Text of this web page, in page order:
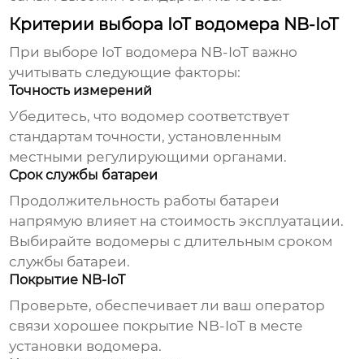
Критерии выбора IoT водомера NB-IoT
При выборе IoT водомера NB-IoT важно
учитывать следующие факторы:
Точность измерений
Убедитесь, что водомер соответствует
стандартам точности, установленным
местными регулирующими органами.
Срок службы батареи
Продолжительность работы батареи
напрямую влияет на стоимость эксплуатации.
Выбирайте водомеры с длительным сроком
службы батареи.
Покрытие NB-IoT
Проверьте, обеспечивает ли ваш оператор
связи хорошее покрытие NB-IoT в месте
установки водомера.